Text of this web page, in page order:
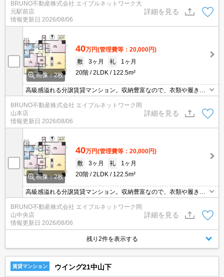
抑止力となり、安全性が高くなります。この機会にぜひお引っ越し
をご検討ください。
BRUNO不動産株式会社 エイブルネットワーク大
元駅前店
情報更新日 2026/08/06
詳細を見る
画像：2枚
40万円(管理費等：20,000円)
敷
3ヶ月 礼
1ヶ月
20階
2LDK 122.5m²
高級感溢れる分譲賃貸マンション。収納豊富なので、衣類や履き物
の整理がしやすく便利。防犯カメラが設置されているため犯罪への
抑止力となり、安全性が高くなります。この機会にぜひお引っ越し
をご検討ください。
BRUNO不動産株式会社 エイブルネットワーク岡
山本店
情報更新日 2026/08/06
詳細を見る
画像：2枚
40万円(管理費等：20,000円)
敷
3ヶ月 礼
1ヶ月
20階
2LDK 122.5m²
高級感溢れる分譲賃貸マンション。収納豊富なので、衣類や履き物
の整理がしやすく便利。防犯カメラが設置されているため犯罪への
抑止力となり、安全性が高くなります。この機会にぜひお引っ越し
をご検討ください。
BRUNO不動産株式会社 エイブルネットワーク岡
山中央店
情報更新日 2026/08/06
詳細を見る
残り2件を表示する
賃貸マンション ウイング21中山下